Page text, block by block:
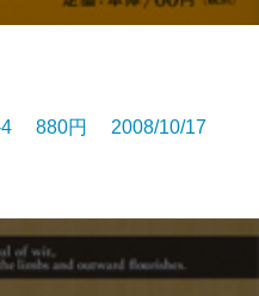
4 880円 2008/10/17